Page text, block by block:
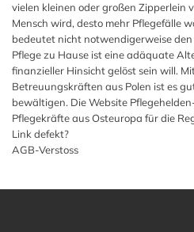
vielen kleinen oder großen Zipperlein
Mensch wird, desto mehr Pflegefälle
bedeutet nicht notwendigerweise den
Pflege zu Hause ist eine adäquate
finanzieller Hinsicht gelöst sein will.
Betreuungskräften aus Polen ist es
bewältigen. Die Website
Pflegekräfte aus Osteuropa für die
Link defekt?
AGB-Verstoss